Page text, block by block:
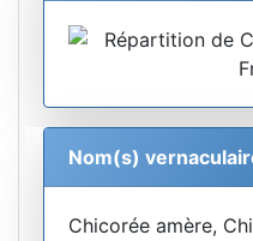
Nom(s)
Chicorée amère,